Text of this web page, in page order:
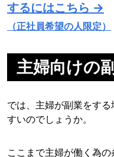
するにはこちら →
（正社員希望の人限定）
主婦向けの
では、主婦が副業をす
すいのでしょうか。
ここまで主婦が働く為